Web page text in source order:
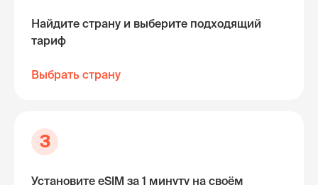
Найдите страну и выберите подходящий
тариф
Выбрать страну
3
Установите eSIM за 1 минуту на своём